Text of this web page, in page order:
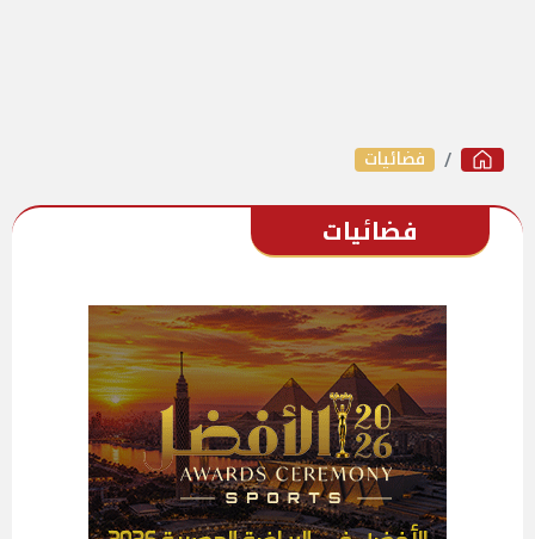
فضائيات
فضائيات